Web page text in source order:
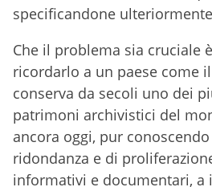
specificandone
Che il problema sia cruciale
ricordarlo a un paese come
conserva da secoli uno dei
patrimoni archivistici del
ancora oggi, pur
ridondanza e di
informativi e documentari, a